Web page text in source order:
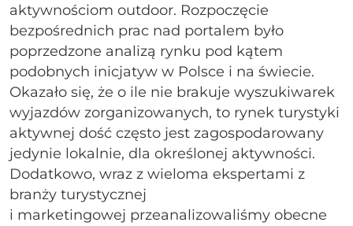
aktywnościom outdoor. Rozpoczęcie
bezpośrednich prac nad portalem było
poprzedzone analizą rynku pod kątem
podobnych inicjatyw w Polsce i na świecie.
Okazało się, że o ile nie brakuje wyszukiwarek
wyjazdów zorganizowanych, to rynek turystyki
aktywnej dość często jest zagospodarowany
jedynie lokalnie, dla określonej aktywności.
Dodatkowo, wraz z wieloma ekspertami z
branży turystycznej
i marketingowej przeanalizowaliśmy obecne